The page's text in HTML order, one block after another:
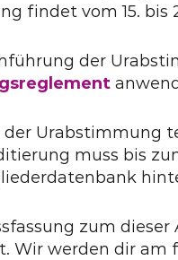
findet vom 15. bis
der
Urabstimmung
muss bis
zum
Wir werden dir am